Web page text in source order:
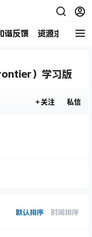
谐反馈 资源求助 商
）学习版
关注 私信
默认排序 时间排序